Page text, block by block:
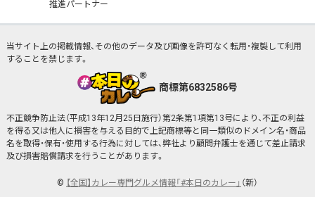
推進パートナー
当サイト上の掲載情報、その他のデータ及び画像を許可なく転用・複製して利用
することを禁じます。
商標第6832586号
不正競争防止法（平成13年12月25日施行）第2条第1項第13号により、不正の利益
を得る又は他人に損害を与える目的で上記商標等と同一類似のドメイン名・商品
名を取得・保有・使用する行為に対しては、弊社より顧問弁護士を通じて差止請求
及び損害賠償請求を行うことがあります。
© 【全国】カレー専門グルメ情報「#本日のカレー」 （新）